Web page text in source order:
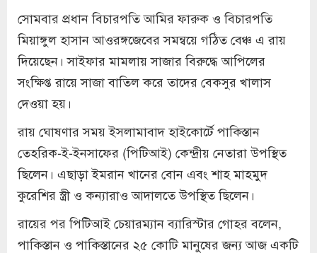
সোমবার প্রধান বিচারপতি আমির ফারুক ও বিচারপতি
মিয়াঙ্গুল হাসান আওরঙ্গজেবের সমন্বয়ে গঠিত বেঞ্চ এ রায়
দিয়েছেন। সাইফার মামলায় সাজার বিরুদ্ধে আপিলের
সংক্ষিপ্ত রায়ে সাজা বাতিল করে তাদের বেকসুর খালাস
দেওয়া হয়।
রায় ঘোষণার সময় ইসলামাবাদ হাইকোর্টে পাকিস্তান
তেহরিক-ই-ইনসাফের (পিটিআই) কেন্দ্রীয় নেতারা উপস্থিত
ছিলেন। এছাড়া ইমরান খানের বোন এবং শাহ মাহমুদ
কুরেশির স্ত্রী ও কন্যারাও আদালতে উপস্থিত ছিলেন।
রায়ের পর পিটিআই চেয়ারম্যান ব্যারিস্টার গোহর বলেন,
পাকিস্তান ও পাকিস্তানের ২৫ কোটি মানুষের জন্য আজ একটি